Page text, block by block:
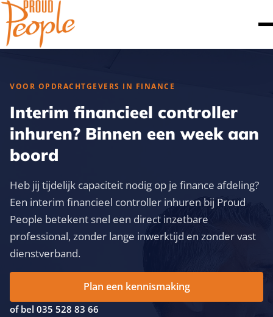
VOOR OPDRACHTGEVERS IN FINANCE
Interim financieel controller
inhuren? Binnen een week aan
boord
Heb jij tijdelijk capaciteit nodig op je finance afdeling?
Een interim financieel controller inhuren bij Proud
People betekent snel een direct inzetbare
professional, zonder lange inwerktijd en zonder vast
dienstverband.
Plan een kennismaking
of bel 035 528 83 66